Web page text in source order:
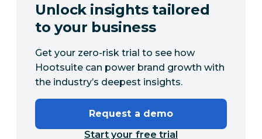
Unlock insights tailored
to your business
Get your zero-risk trial to see how
Hootsuite can power brand growth with
the industry’s deepest insights.
Request a demo
Start your free trial